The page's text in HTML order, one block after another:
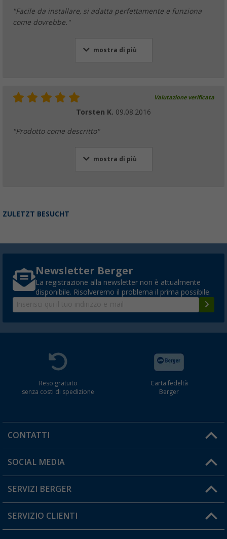
"Facile da installare, si adatta perfettamente e funziona
come dovrebbe."
mostra di più
Valutazione verificata
Torsten K. 09.08.2016
"Prodotto come descritto"
mostra di più
ZULETZT BESUCHT
Newsletter Berger
La registrazione alla newsletter non è attualmente
disponibile. Risolveremo il problema il prima possibile.
Reso gratuito
senza costi di spedizione
Carta fedeltà
Berger
CONTATTI
Orari di apertura del servizio:
Hai una domanda?
SOCIAL MEDIA
SERVIZI BERGER
Diventare rivenditori
SERVIZIO CLIENTI